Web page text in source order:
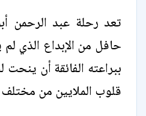
تعد رحلة عبد الرحمن
حافل من الإبداع الذي
ببراعته الفائقة أن
قلوب الملايين من مختلف